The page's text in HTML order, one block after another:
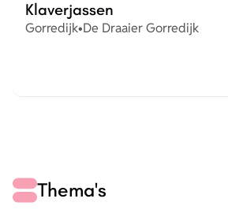
Klaverjassen
Plaats
Gorredijk•Organisatie
De Draaier Gorredijk
Thema's